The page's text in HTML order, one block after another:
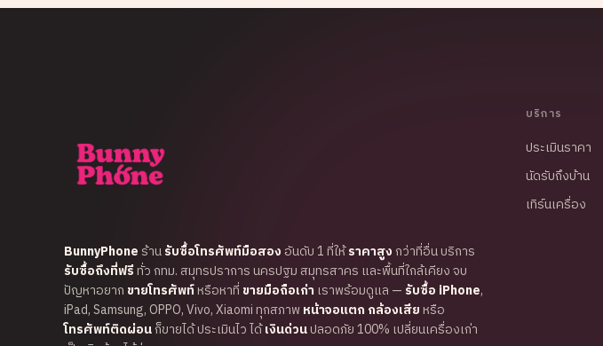
BunnyPhoneร้านรับซื้อโทรศัพท์มือสอง อันดับ 1 ที่ให้ราคาสูงกว่าที่อื่น บริการ
รับซื้อถึงที่ฟรีทั่ว กทม. สมุทรปราการ นครปฐม สมุทรสาคร และพื้นที่ใกล้เคียง จบ
ปัญหาอยาก ขายโทรศัพท์หรือหาที่ ขายมือถือเก่า เราพร้อมดูแล — รับซื้อ iPhone,
iPad, Samsung, OPPO, Vivo, Xiaomi ทุกสภาพ หน้าจอแตก กล้องเสียหรือ
โทรศัพท์ติดผ่อนก็ขายได้ ประเมินไว ได้เงินด่วนปลอดภัย 100% เปลี่ยนเครื่องเก่า
บริการ
ประเมินราคา
นัดรับถึงบ้าน
เทิร์นเครื่อง